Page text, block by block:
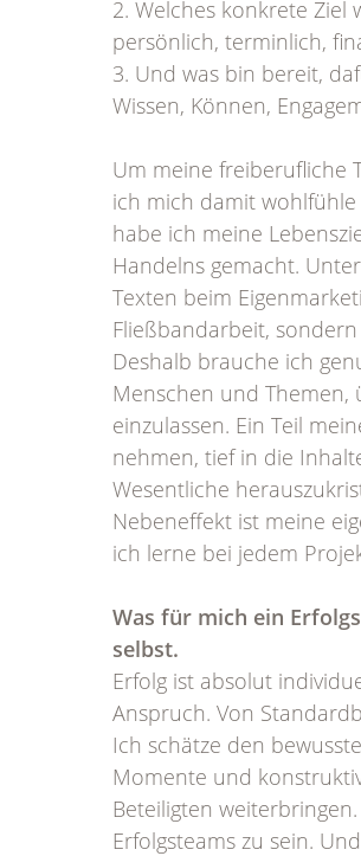
2. Welches konkrete Ziel
persönlich, terminlich,
3. Und was bin bereit,
Wissen, Können,
Um meine freiberufliche
ich mich damit
habe ich meine
Handelns gemacht.
Texten beim
Fließbandarbeit,
Deshalb brauche ich
Menschen und Themen,
einzulassen. Ein Teil
nehmen, tief in die
Wesentliche
Nebeneffekt ist meine
ich lerne bei jedem
Was für mich ein
selbst.
Erfolg ist absolut
Anspruch. Von
Ich schätze den
Momente und
Beteiligten
Erfolgsteams zu sein.